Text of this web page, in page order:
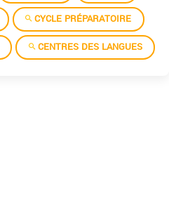
CYCLE PRÉPARATOIRE
CENTRES DES LANGUES